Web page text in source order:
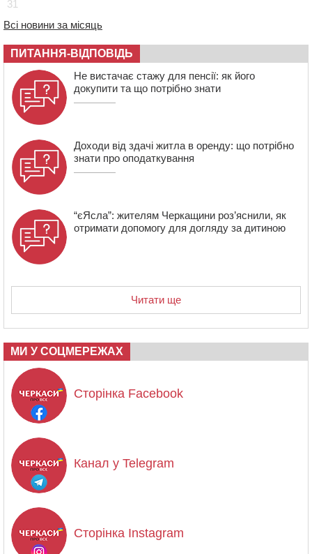
12:50 Внаслідок падіння вертольота загинув 28-річний
захисник зі Сміли
12:15 У центрі Черкас не поділили дорогу водії двох ВАЗів
31
Всі новини за місяць
ПИТАННЯ-ВІДПОВІДЬ
Не вистачає стажу для пенсії: як його
докупити та що потрібно знати
Доходи від здачі житла в оренду: що потрібно
знати про оподаткування
“єЯсла”: жителям Черкащини роз’яснили, як
отримати допомогу для догляду за дитиною
Читати ще
МИ У СОЦМЕРЕЖАХ
Сторінка Facebook
Канал у Telegram
Сторінка Instagram